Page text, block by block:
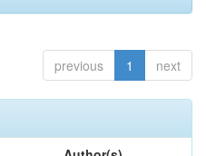
previous 1 next